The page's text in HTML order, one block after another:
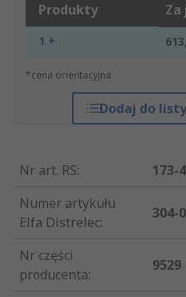
Produkty Za
1 +
*cena orientacyjna
Dodaj do
Nr art. RS:
173-
Numer artykułu
Elfa Distrelec:
304-
Nr części
producenta:
9529